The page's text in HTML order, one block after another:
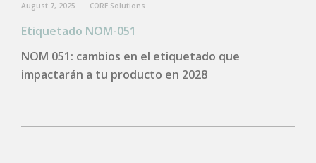
August 7, 2025 CORE Solutions
Etiquetado NOM-051
NOM 051: cambios en el etiquetado que
impactarán a tu producto en 2028